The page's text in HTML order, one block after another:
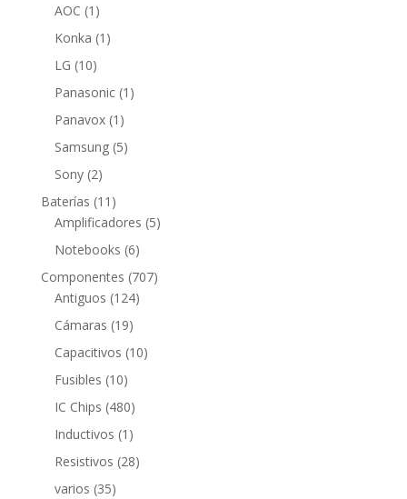
AOC 1 1
producto
Konka 1 1
LG 1010
productos
Panasonic 1 1
Panavox 1 1
producto
Samsung 55
Sony 22
productos
Baterías 11 11
productos
Amplificadores 55
Notebooks 66
productos
Componentes 707707
Antiguos 124124
Cámaras 1919
productos
Capacitivos 1010
Fusibles 1010
productos
IC Chips 480480
productos
Inductivos 1 1
producto
Resistivos 2828
varios 3535